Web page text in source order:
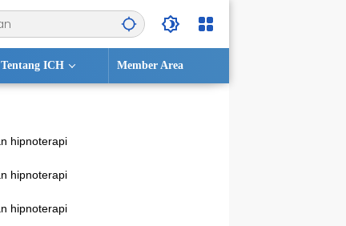
Tentang ICH Member Area